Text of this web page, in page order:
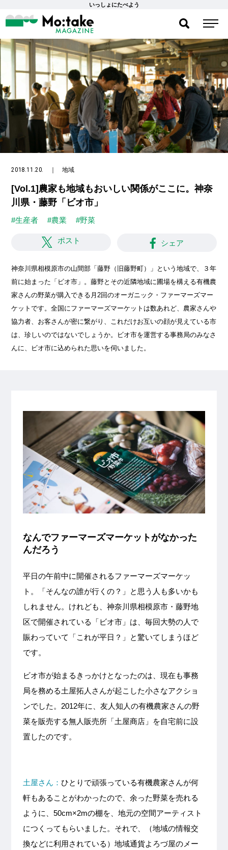
いっしょにたべよう
2018.11.20. ｜地域
[Vol.1]農家も地域もおいしい関係がここに。神奈
川県・藤野「ビオ市」
#生産者 #農業 #野菜
ポスト シェア
神奈川県相模原市の山間部「藤野（旧藤野町）」という地域で、３年
前に始まった「ビオ市」。藤野とその近隣地域に圃場を構える有機農
家さんの野菜が購入できる月2回のオーガニック・ファーマーズマー
ケットです。全国にファーマーズマーケットは数あれど、農家さんや
協力者、お客さんが密に繋がり、これだけお互いの顔が見えている市
は、珍しいのではないでしょうか。ビオ市を運営する事務局のみなさ
んに、ビオ市に込められた思いを伺いました。
なんでファーマーズマーケットがなかった
んだろう
平日の午前中に開催されるファーマーズマーケッ
ト。「そんなの誰が行くの？」と思う人も多いかも
しれません。けれども、神奈川県相模原市・藤野地
区で開催されている「ビオ市」は、毎回大勢の人で
賑わっていて「これが平日？」と驚いてしまうほど
です。
ビオ市が始まるきっかけとなったのは、現在も事務
局を務める土屋拓人さんが起こした小さなアクショ
ンでした。2012年に、友人知人の有機農家さんの野
菜を販売する無人販売所「土屋商店」を自宅前に設
置したのです。
土屋さん： ひとりで頑張っている有機農家さんが何
軒もあることがわかったので、余った野菜を売れる
ように、50cm×2mの棚を、地元の空間アーティスト
につくってもらいました。それで、（地域の情報交
換などに利用されている）地域通貨よろづ屋のメー